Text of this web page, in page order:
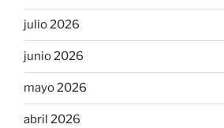
julio 2026
junio 2026
mayo 2026
abril 2026